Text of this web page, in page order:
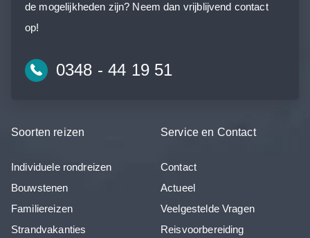
de mogelijkheden zijn? Neem dan vrijblijvend contact
op!
0348 - 44 19 51
Soorten reizen
Individuele rondreizen
Bouwstenen
Familiereizen
Strandvakanties
Service en Contact
Contact
Actueel
Veelgestelde Vragen
Reisvoorbereiding